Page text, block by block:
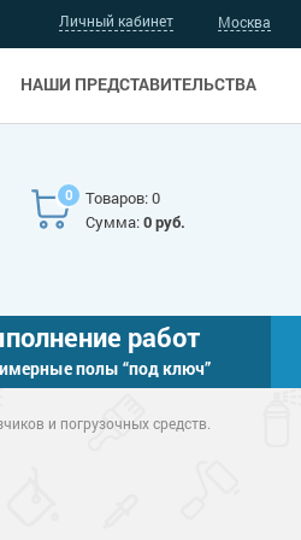
Личный кабинет
НАШИ ПРЕДСТАВИТЕЛЬСТВА
Москва
0
Товаров: 0
Сумма:0 руб.
работ
полы “под ключ”
и погрузочных средств.